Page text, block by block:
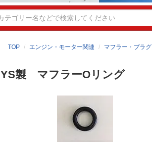
TOP エンジン・モーター関連 マフラー・プラグ
YS製 マフラーOリング